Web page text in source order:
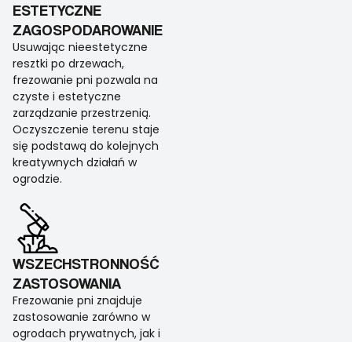
ESTETYCZNE
ZAGOSPODAROWANIE
Usuwając nieestetyczne
resztki po drzewach,
frezowanie pni pozwala na
czyste i estetyczne
zarządzanie przestrzenią.
Oczyszczenie terenu staje
się podstawą do kolejnych
kreatywnych działań w
ogrodzie.
WSZECHSTRONNOŚĆ
ZASTOSOWANIA
Frezowanie pni znajduje
zastosowanie zarówno w
ogrodach prywatnych, jak i